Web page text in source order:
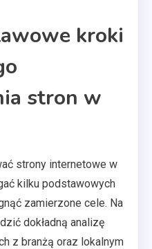
kroki
stron w
strony internetowe w
kilku podstawowych
zamierzone cele. Na
dokładną analizę
z branżą oraz lokalnym